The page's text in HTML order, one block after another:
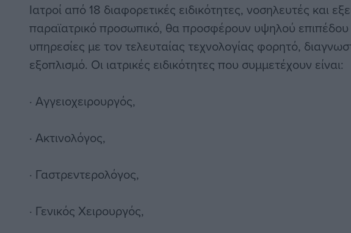
Ιατροί από 18 διαφορετικές ειδικότητες, νοσηλευτές και
παραϊατρικό προσωπικό, θα προσφέρουν υψηλού επιπέδου
υπηρεσίες με τον τελευταίας τεχνολογίας φορητό,
εξοπλισμό. Οι ιατρικές ειδικότητες που συμμετέχουν είναι:
· Αγγειοχειρουργός,
· Ακτινολόγος,
· Γαστρεντερολόγος,
· Γενικός Χειρουργός,